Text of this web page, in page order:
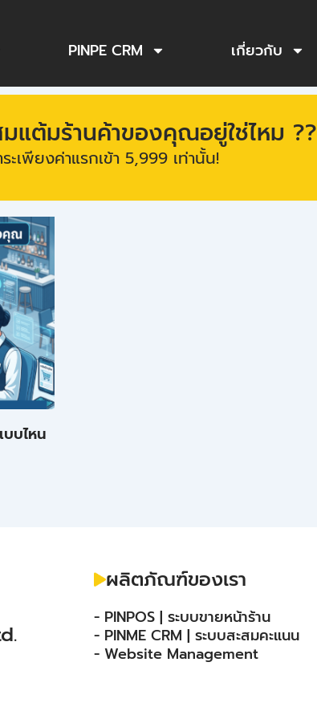
PINPE CRM เกี่ยวกับ
แต้มร้านค้าของคุณอยู่ใช่ไหม ??
เพียงค่าแรกเข้า 5,999 เท่านั้น!
บบไหน
ผลิตภัณฑ์ของเรา
- PINPOS | ระบบขายหน้าร้าน
- PINME CRM | ระบบสะสมคะแนน
- Website Management